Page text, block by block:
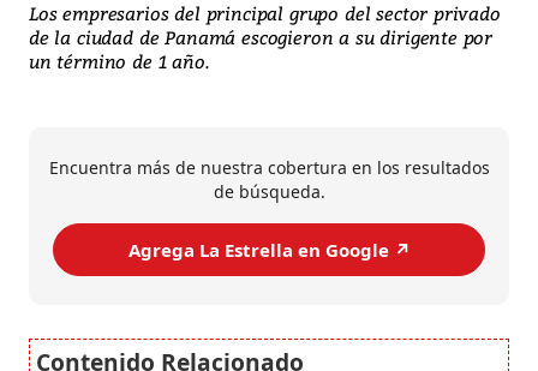
Los empresarios del principal grupo del sector privado
de la ciudad de Panamá escogieron a su dirigente por
un término de 1 año.
Encuentra más de nuestra cobertura en los resultados
de búsqueda.
Agrega La Estrella en Google ↗️